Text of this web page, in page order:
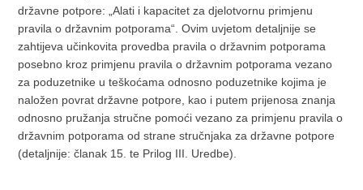
državne potpore: „Alati i kapacitet za djelotvornu primjenu
pravila o državnim potporama“. Ovim uvjetom detaljnije se
zahtijeva učinkovita provedba pravila o državnim potporama
posebno kroz primjenu pravila o državnim potporama vezano
za poduzetnike u teškoćama odnosno poduzetnike kojima je
naložen povrat državne potpore, kao i putem prijenosa znanja
odnosno pružanja stručne pomoći vezano za primjenu pravila o
državnim potporama od strane stručnjaka za državne potpore
(detaljnije: članak 15. te Prilog III. Uredbe).